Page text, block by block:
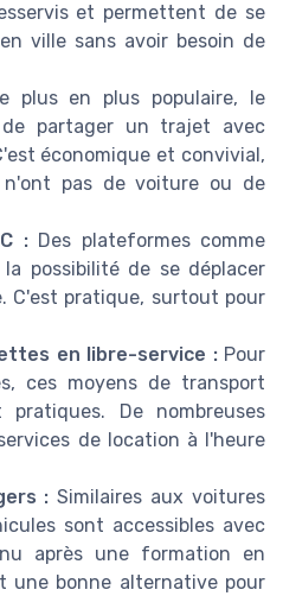
et permettent de se
ville sans avoir besoin de
plus en plus populaire, le
de partager un trajet avec
économique et convivial,
pas de voiture ou de
:Des plateformes comme
possibilité de se déplacer
C'est pratique, surtout pour
en libre-service :Pour
ces moyens de transport
De nombreuses
de location à l'heure
: Similaires aux voitures
sont accessibles avec
après une formation en
une bonne alternative pour